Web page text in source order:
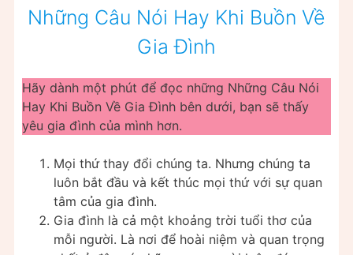
Những Câu Nói Hay Khi Buồn Về
Gia Đình
Hãy dành một phút để đọc những Những Câu Nói
Hay Khi Buồn Về Gia Đình bên dưới, bạn sẽ thấy
yêu gia đình của mình hơn.
Mọi thứ thay đổi chúng ta. Nhưng chúng ta
luôn bắt đầu và kết thúc mọi thứ với sự quan
tâm của gia đình.
Gia đình là cả một khoảng trời tuổi thơ của
mỗi người. Là nơi để hoài niệm và quan trọng